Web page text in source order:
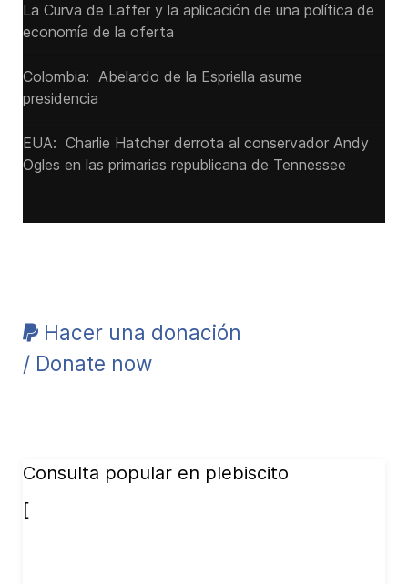
La Curva de Laffer y la aplicación de una política de
economía de la oferta
Colombia: Abelardo de la Espriella asume
presidencia
EUA: Charlie Hatcher derrota al conservador Andy
Ogles en las primarias republicana de Tennessee
Hacer una donación
/ Donate now
Consulta popular en plebiscito
[